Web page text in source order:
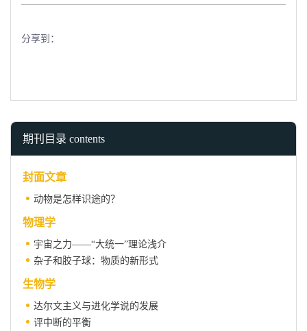
分享到：
期刊目录 contents
封面文章
动物是怎样识途的？
物理学
宇宙之力——“大统一”理论浅介
杂子和胶子球：物质的新形式
生物学
达尔文主义与进化学说的发展
评中断的平衡